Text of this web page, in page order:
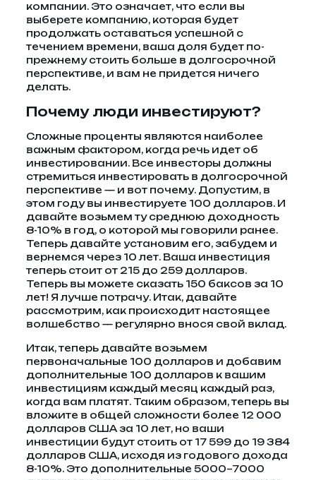
компании. Это означает, что если вы
выберете компанию, которая будет
продолжать оставаться успешной с
течением времени, ваша доля будет по-
прежнему стоить больше в долгосрочной
перспективе, и вам не придется ничего
делать.
Почему люди инвестируют?
Сложные проценты являются наиболее
важным фактором, когда речь идет об
инвестировании. Все инвесторы должны
стремиться инвестировать в долгосрочной
перспективе — и вот почему. Допустим, в
этом году вы инвестируете 100 долларов. И
давайте возьмем ту среднюю доходность
8-10% в год, о которой мы говорили ранее.
Теперь давайте установим его, забудем и
вернемся через 10 лет. Ваша инвестиция
теперь стоит от 215 до 259 долларов.
Теперь вы можете сказать 150 баксов за 10
лет! Я лучше потрачу. Итак, давайте
рассмотрим, как происходит настоящее
волшебство — регулярно внося свой вклад.
Итак, теперь давайте возьмем
первоначальные 100 долларов и добавим
дополнительные 100 долларов к вашим
инвестициям каждый месяц каждый раз,
когда вам платят. Таким образом, теперь вы
вложите в общей сложности более 12 000
долларов США за 10 лет, но ваши
инвестиции будут стоить от 17 599 до 19 384
долларов США, исходя из годового дохода
8-10%. Это дополнительные 5000–7000